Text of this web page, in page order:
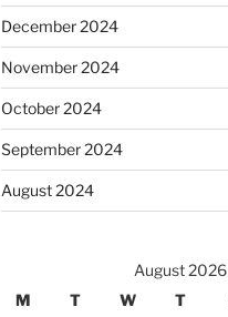
December 2024
November 2024
October 2024
September 2024
August 2024
August 2026
M
T W T